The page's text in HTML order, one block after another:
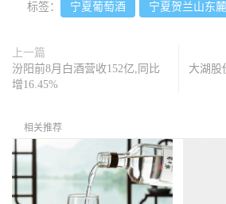
标签： 宁夏葡萄酒 宁夏贺兰山东
上一篇
汾阳前8月白酒营收152亿,同比
增16.45%
大湖股
相关推荐